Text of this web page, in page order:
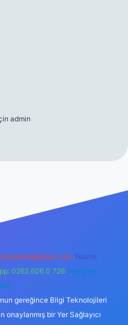
admin
Teams:
0262 606 0 726 Telegram:
gereğince Bilgi Teknolojileri
onaylanmış bir Yer Sağlayıcı